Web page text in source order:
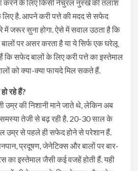
करने के लिए किसी नेचुरल नुस्खे की तलाश
है. आपने करी पत्ते की मदद से सफेद
में जरूर सुना होगा. ऐसे में सवाल उठता है कि
पर असर करता है या ये सिर्फ एक घरेलू
सफेद बालों के लिए करी पत्ते का इस्तेमाल
को क्या-क्या फायदे मिल सकते हैं.
रहे हैं?
उम्र की निशानी माने जाते थे, लेकिन अब
समस्या तेजी से बढ़ रही है. 20-30 साल के
से पहले ही सफेद होने से परेशान हैं.
प्रदूषण, जेनेटिक्स और बालों पर बार-
का इस्तेमाल जैसी कई वजहें होती हैं. यही